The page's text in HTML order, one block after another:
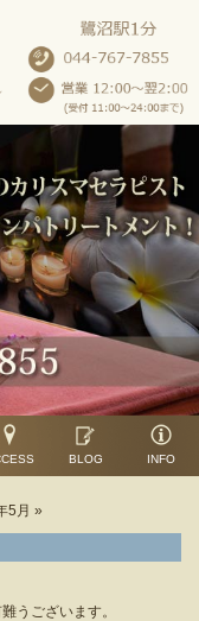
BLOG INFO
5月 »
うございます。